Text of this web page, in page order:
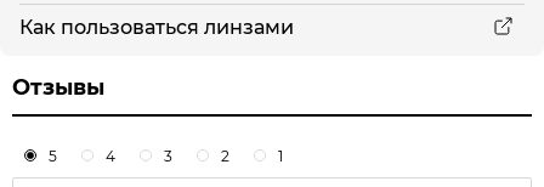
Как пользоваться линзами
Отзывы
5 4 3 2 1